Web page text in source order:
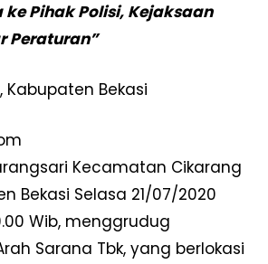
ke Pihak Polisi, Kejaksaan
Peraturan”
Kabupaten Bekasi
Kecamatan Cikarang
Bekasi Selasa 21/07/2020
Wib, menggrudug
Sarana Tbk, yang berlokasi